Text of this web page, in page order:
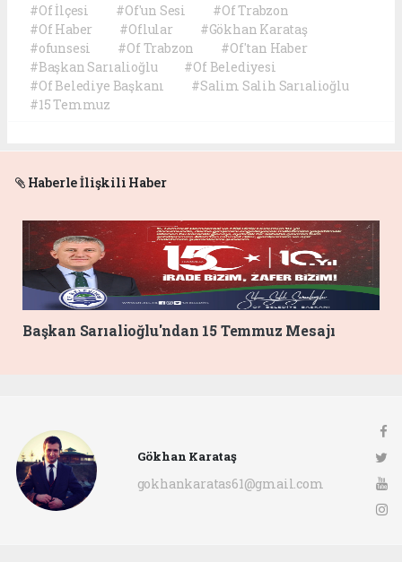
#Of İlçesi #Of'un Sesi
#Of Trabzon
#Of Haber
#Oflular
#Gökhan Karataş
#ofunsesi
#Of Trabzon
#Of'tan Haber
#Başkan Sarıalioğlu
#Of Belediyesi
#Of Belediye Başkanı
#Salim Salih Sarıalioğlu
#15 Temmuz
Haberle İlişkili Haber
Başkan Sarıalioğlu'ndan 15 Temmuz Mesajı
Gökhan Karataş
gokhankaratas61@gmail.com